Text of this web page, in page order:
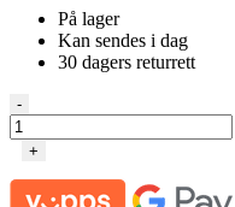
På lager
Kan sendes i dag
30 dagers returrett
Grensaks
Beskjæringssaks
-
+